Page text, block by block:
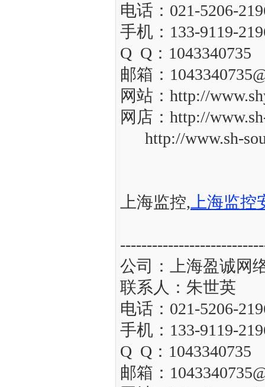
电话：021-5206-
手机：133-9119-
Q Q：1043340735
邮箱：
网站：http://
网店：http://
http://www.sh-
上海监控, 上海监控
公司：上海盈诚网
联系人：朱世英
电话：021-5206-
手机：133-9119-
Q Q：1043340735
邮箱：